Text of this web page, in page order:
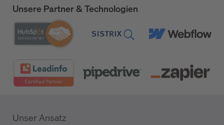
Unsere Partner & Technologien
Unser Ansatz